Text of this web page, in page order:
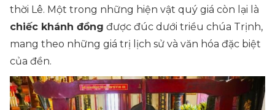
thời Lê. Một trong những hiện vật quý giá còn lại là
chiếc khánh đồng được đúc dưới triều chúa Trịnh,
mang theo những giá trị lịch sử và văn hóa đặc biệt
của đền.